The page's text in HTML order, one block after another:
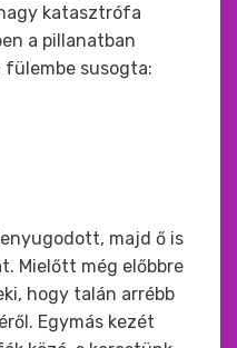
katasztrófa
a pillanatban
fülembe susogta:
majd ő is
Mielőtt még előbbre
hogy talán arrébb
Egymás kezét